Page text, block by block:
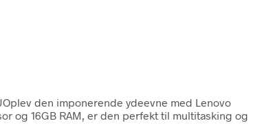
den imponerende ydeevne med Lenovo
og 16GB RAM, er den perfekt til multitasking og